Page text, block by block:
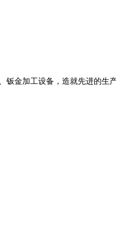
钣金加工设备，造就先进的生